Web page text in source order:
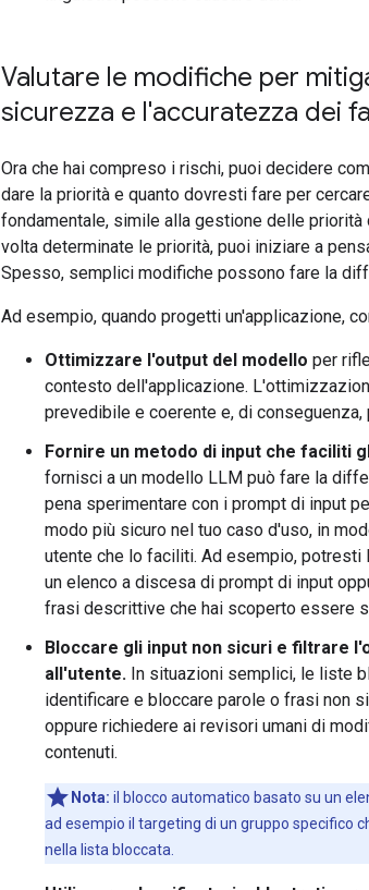
Valutare le modifiche per
sicurezza e l'accuratezza dei
Ora che hai compreso i rischi, puoi decidere
dare la priorità e quanto dovresti fare per
fondamentale, simile alla gestione delle priorità
volta determinate le priorità, puoi iniziare a
Spesso, semplici modifiche possono fare la
Ad esempio, quando progetti un'applicazione,
Ottimizzare l'output del modello per
contesto dell'applicazione.
prevedibile e coerente e, di
Fornire un metodo di input che faciliti
fornisci a un modello LLM può fare la
pena sperimentare con i prompt di input
modo più sicuro nel tuo caso d'uso, in
utente che lo faciliti. Ad esempio,
un elenco a discesa di prompt di input
frasi descrittive che hai scoperto essere
Bloccare gli input non sicuri e filtrare
all'utente. In situazioni semplici, le liste
identificare e bloccare parole o frasi non
oppure richiedere ai revisori umani di
contenuti.
Nota: il blocco automatico basato su un
ad esempio il targeting di un gruppo specifico
nella lista bloccata.